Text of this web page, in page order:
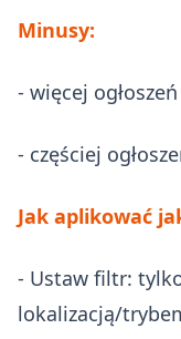
Minusy:
- więcej
- częściej
Jak aplikować
- Ustaw filtr:
lokalizacją/